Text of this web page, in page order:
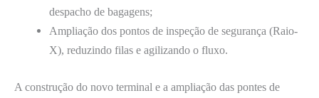
despacho de bagagens;
Ampliação dos pontos de inspeção de segurança (Raio-
X), reduzindo filas e agilizando o fluxo.
A construção do novo terminal e a ampliação das pontes de